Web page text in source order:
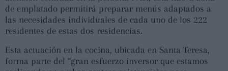
de emplatado permitirá preparar menús adaptados a
las necesidades individuales de cada uno de los 222
residentes de estas dos residencias.
Esta actuación en la cocina, ubicada en Santa Teresa,
forma parte del “gran esfuerzo inversor que estamos